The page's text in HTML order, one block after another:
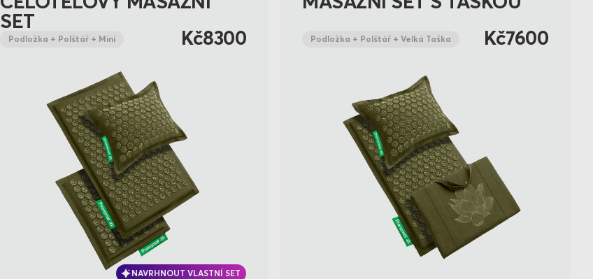
SET
Podložka + Polštář + Mini Kč8300
NAVRHNOUT VLASTNÍ SET
Podložka + Polštář + Velká Taška Kč7600